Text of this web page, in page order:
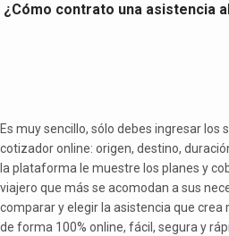
¿Cómo contrato una asistencia
Es muy sencillo, sólo debes ingresar los
cotizador online: origen, destino,
la plataforma le muestre los planes y
viajero que más se acomodan a sus
comparar y elegir la asistencia que
de forma 100% online, fácil, segura y